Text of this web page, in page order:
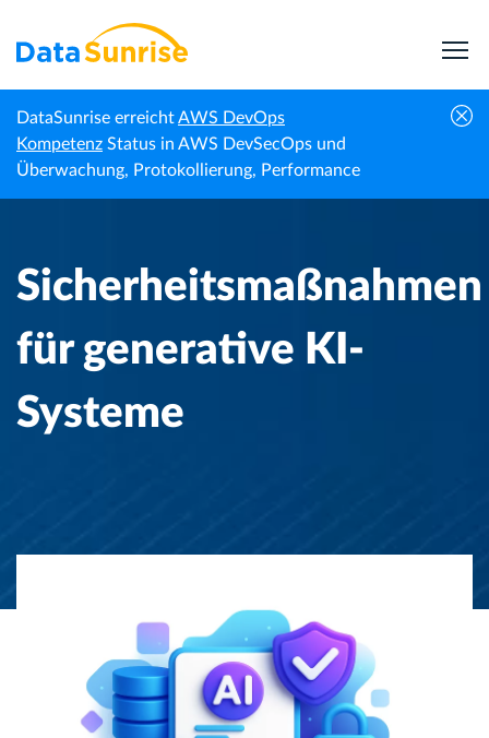
DataSunrise erreichtAWS DevOps
Kompetenz Status in AWS DevSecOps und
Überwachung, Protokollierung, Performance
Startseite Wissenszentrum
Sicherheitsmaßnahmen für generative KI-
Systeme
Sicherheitsmaßnahmen
für generative KI-
Systeme